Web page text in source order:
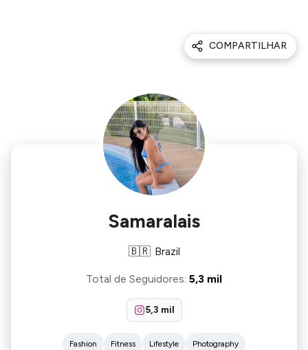
COMPARTILHAR
Samaralais
🇧🇷 Brazil
Total de Seguidores: 5,3 mil
5,3 mil
Fashion Fitness Lifestyle Photography